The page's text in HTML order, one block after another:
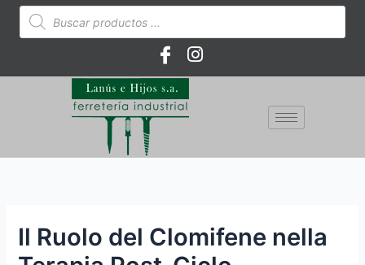
Búsqueda
de
productos
Il Ruolo del Clomifene nella